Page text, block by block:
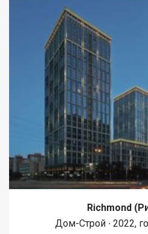
Richmond
Дом-Строй ∙ 2022,